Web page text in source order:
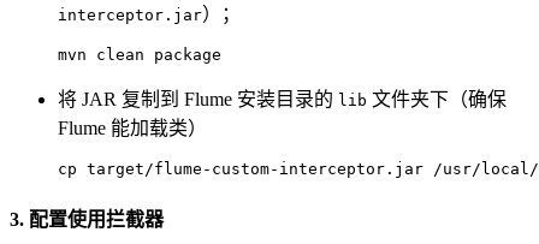
interceptor.jar）；
mvn clean package
将 JAR 复制到 Flume 安装目录的 lib 文件夹下（确保
Flume 能加载类）
cp target /flume-custom-interceptor.jar /usr/local/
3. 配置使用拦截器